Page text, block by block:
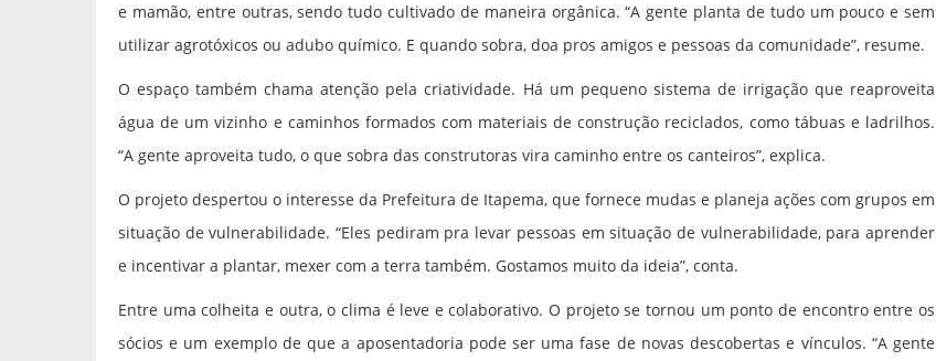
e mamão, entre outras, sendo tudo cultivado de maneira orgânica. “A gente planta de tudo um pouco e sem
utilizar agrotóxicos ou adubo químico. E quando sobra, doa pros amigos e pessoas da comunidade”, resume.
O espaço também chama atenção pela criatividade. Há um pequeno sistema de irrigação que reaproveita
água de um vizinho e caminhos formados com materiais de construção reciclados, como tábuas e ladrilhos.
“A gente aproveita tudo, o que sobra das construtoras vira caminho entre os canteiros”, explica.
O projeto despertou o interesse da Prefeitura de Itapema, que fornece mudas e planeja ações com grupos em
situação de vulnerabilidade. “Eles pediram pra levar pessoas em situação de vulnerabilidade, para aprender
e incentivar a plantar, mexer com a terra também. Gostamos muito da ideia”, conta.
Entre uma colheita e outra, o clima é leve e colaborativo. O projeto se tornou um ponto de encontro entre os
sócios e um exemplo de que a aposentadoria pode ser uma fase de novas descobertas e vínculos. “A gente